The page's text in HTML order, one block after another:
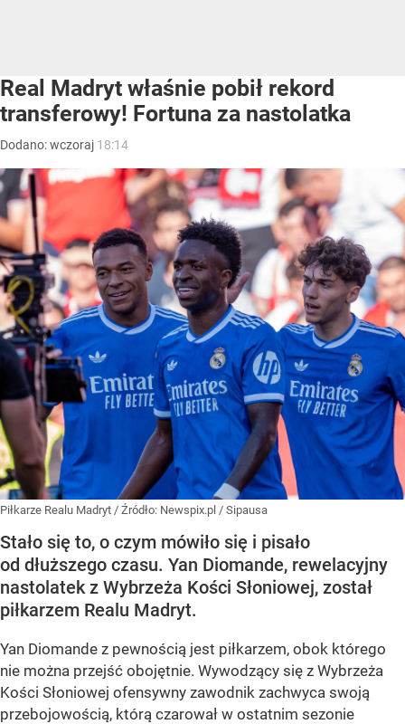
Real Madryt właśnie pobił rekord
transferowy! Fortuna za nastolatka
Dodano:wczoraj 18:14
Piłkarze Realu Madryt / Źródło: Newspix.pl / Sipausa
Stało się to, o czym mówiło się i pisało
od dłuższego czasu. Yan Diomande, rewelacyjny
nastolatek z Wybrzeża Kości Słoniowej, został
piłkarzem Realu Madryt.
Yan Diomande z pewnością jest piłkarzem, obok którego
nie można przejść obojętnie. Wywodzący się z Wybrzeża
Kości Słoniowej ofensywny zawodnik zachwyca swoją
przebojowością, którą czarował w ostatnim sezonie